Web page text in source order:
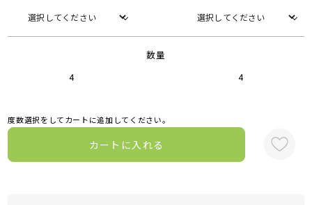
数量
4 4
度数選択をしてカートに追加してください。
カートに入れる